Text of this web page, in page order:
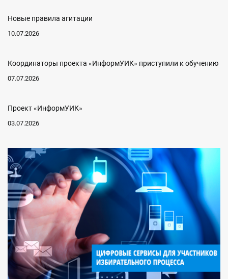
Новые правила агитации
10.07.2026
Координаторы проекта «ИнформУИК» приступили к обучению
07.07.2026
Проект «ИнформУИК»
03.07.2026